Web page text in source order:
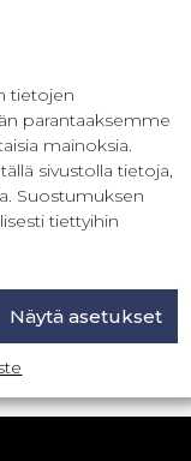
tietojen
parantaaksemme
mainoksia.
sivustolla tietoja,
Suostumuksen
tiettyihin
Näytä asetukset